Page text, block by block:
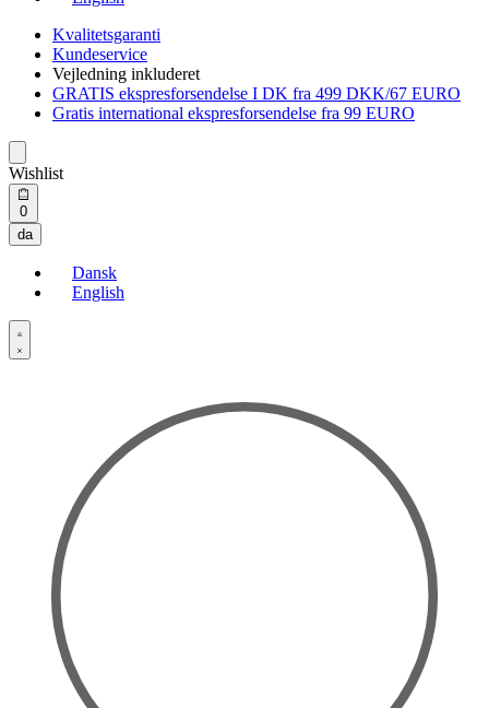
Kvalitetsgaranti
Kundeservice
Vejledning inkluderet
GRATIS ekspresforsendelse I DK fra 499 DKK/67 EURO
Gratis international ekspresforsendelse fra 99 EURO
Wishlist
0Open
cart
da
Dansk
English
Open
Account
details